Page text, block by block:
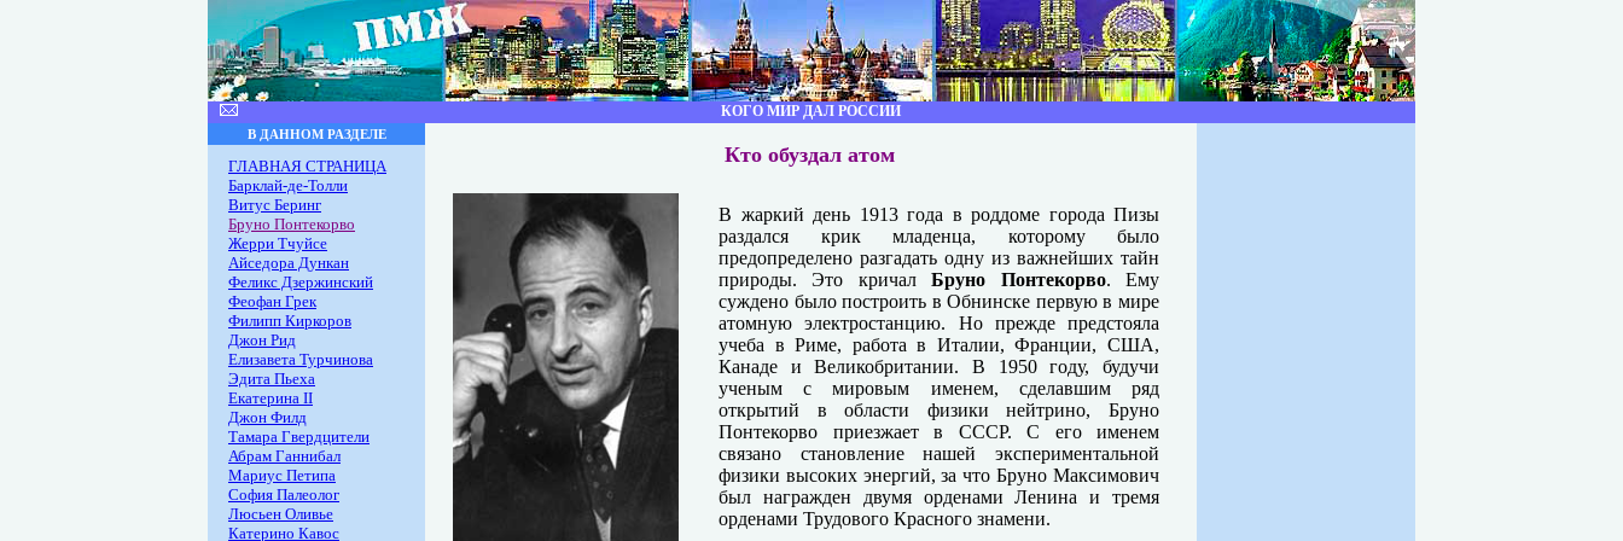
КОГО МИР ДАЛ РОССИИ
В ДАННОМ РАЗДЕЛЕ
ГЛАВНАЯ СТРАНИЦА
Барклай-де-Толли
Витус Беринг
Бруно Понтекорво
Жерри Тчуйсе
Айседора Дункан
Феликс Дзержинский
Феофан Грек
Филипп Киркоров
Джон Рид
Елизавета Турчинова
Эдита Пьеха
Екатерина II
Джон Филд
Тамара Гвердцители
Абрам Ганнибал
Мариус Петипа
София Палеолог
Люсьен Оливье
Катерино Кавос
Кто обуздал атом
В жаркий день 1913 года в роддоме города Пизы
раздался крик младенца, которому было
предопределено разгадать одну из важнейших тайн
природы. Это кричалБруно Понтекорво. Ему
суждено было построить в Обнинске первую в мире
атомную электростанцию. Но прежде предстояла
учеба в Риме, работа в Италии, Франции, США,
Канаде и Великобритании. В 1950 году, будучи
ученым с мировым именем, сделавшим ряд
открытий в области физики нейтрино, Бруно
Понтекорво приезжает в СССР. С его именем
связано становление нашей экспериментальной
физики высоких энергий, за что Бруно Максимович
был награжден двумя орденами Ленина и тремя
орденами Трудового Красного знамени.